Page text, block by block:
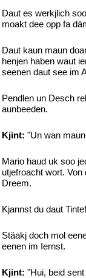
Daut es werkjlich
moakt dee opp fa
Daut kaun maun
henjen haben waut
seenen daut see im
Pendlen un Desch
aunbeeden.
Kjint: "Un wan
Mario haud uk soo
utjefroacht wort.
Dreem.
Kjannst du daut
Stäakj doch mol
eenen im Iernst.
Kjint: "Hui, beid